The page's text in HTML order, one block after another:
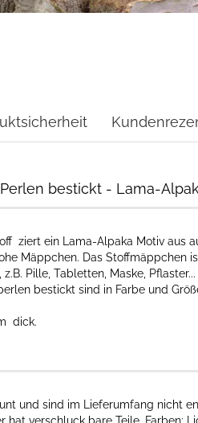
bestickt - Lama-
ziert ein Lama-Alpaka Motiv aus
Mäppchen. Das Stoffmäppchen
Pille, Tabletten, Maske,
bestickt sind in Farbe und
dick.
und sind im Lieferumfang nicht